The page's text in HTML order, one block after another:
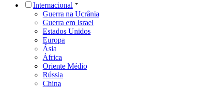
Internacional
Guerra na Ucrânia
Guerra em Israel
Estados Unidos
Europa
Ásia
África
Oriente Médio
Rússia
China